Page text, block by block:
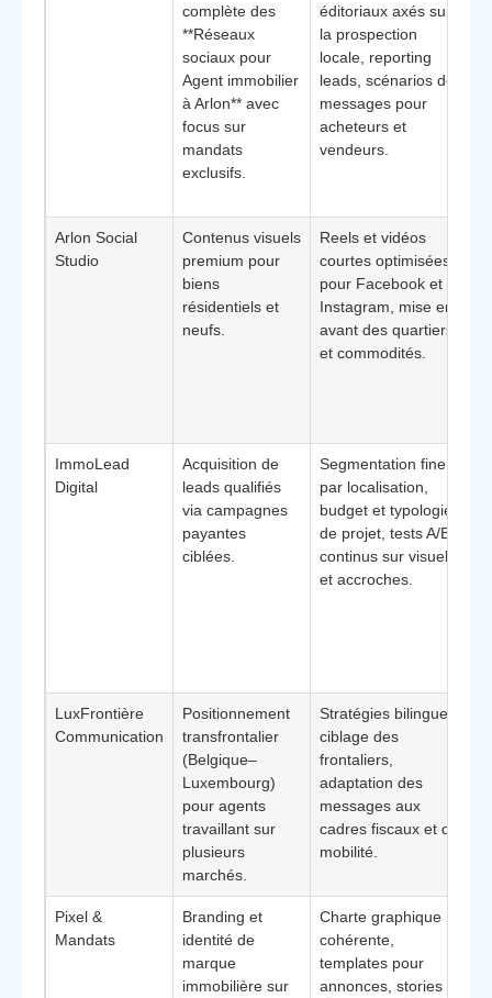
complète des
**Réseaux
sociaux pour
Agent immobilier
à Arlon** avec
focus sur
mandats
exclusifs.
éditoriaux axés sur
la prospection
locale, reporting
leads, scénarios de
messages pour
acheteurs et
vendeurs.
Arlon Social
Studio
Contenus visuels
premium pour
biens
résidentiels et
neufs.
Reels et vidéos
courtes optimisées
pour Facebook et
Instagram, mise en
avant des quartiers
et commodités.
ImmoLead
Digital
Acquisition de
leads qualifiés
via campagnes
payantes
ciblées.
Segmentation fine
par localisation,
budget et typologie
de projet, tests A/B
continus sur visuels
et accroches.
LuxFrontière
Communication
Positionnement
transfrontalier
(Belgique–
Luxembourg)
pour agents
travaillant sur
plusieurs
marchés.
Stratégies bilingues,
ciblage des
frontaliers,
adaptation des
messages aux
cadres fiscaux et de
mobilité.
Pixel &
Mandats
Branding et
identité de
marque
immobilière sur
Charte graphique
cohérente,
templates pour
annonces, stories